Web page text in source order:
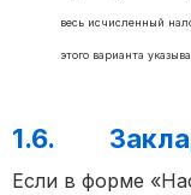
весь исчисленный
этого варианта
1.6.
Если в форме